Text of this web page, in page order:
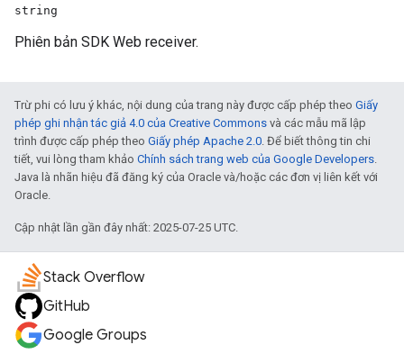
string
Phiên bản SDK Web receiver.
Trừ phi có lưu ý khác, nội dung của trang này được cấp phép theo Giấy
phép ghi nhận tác giả 4.0 của Creative Commons và các mẫu mã lập
trình được cấp phép theo Giấy phép Apache 2.0. Để biết thông tin chi
tiết, vui lòng tham khảo Chính sách trang web của Google Developers.
Java là nhãn hiệu đã đăng ký của Oracle và/hoặc các đơn vị liên kết với
Oracle.
Cập nhật lần gần đây nhất: 2025-07-25 UTC.
Stack Overflow
GitHub
Google Groups